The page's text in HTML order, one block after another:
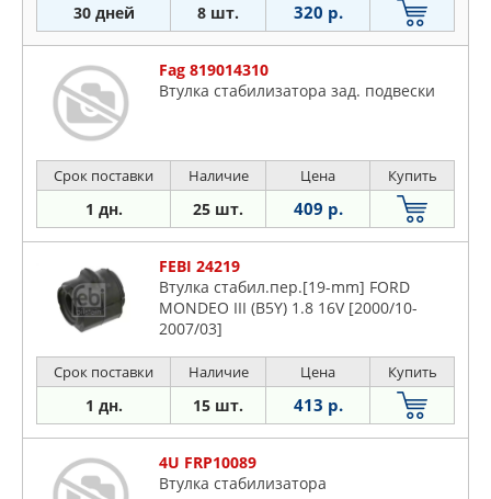
30 дней 8 шт. 320 р.
Fag 819014310
Втулка стабилизатора зад. подвески
Срок поставки Наличие Цена Купить
1 дн. 25 шт. 409 р.
FEBI 24219
Втулка стабил.пер.[19-mm] FORD
MONDEO III (B5Y) 1.8 16V [2000/10-
2007/03]
Срок поставки Наличие Цена Купить
1 дн. 15 шт. 413 р.
4U FRP10089
Втулка стабилизатора